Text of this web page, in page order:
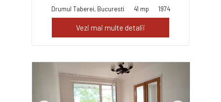
Drumul Taberei, Bucuresti
41 mp 1974
Vezi mai multe detalii